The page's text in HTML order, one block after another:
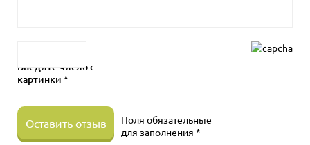
Введите число с
картинки *
Оставить отзыв
Поля обязательные
для заполнения *